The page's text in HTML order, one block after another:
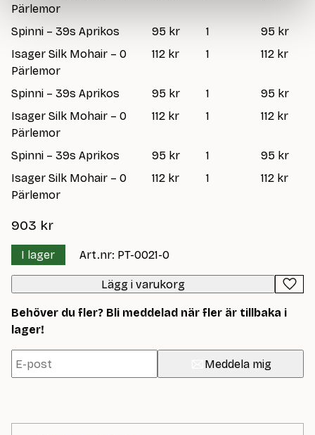
Pärlemor
Spinni – 39s Aprikos 95 kr 1
95 kr
Isager Silk Mohair – 0
Pärlemor
112 kr 1 112 kr
Spinni – 39s Aprikos 95 kr 1
95 kr
Isager Silk Mohair – 0
Pärlemor
112 kr 1 112 kr
Spinni – 39s Aprikos 95 kr 1
95 kr
Isager Silk Mohair – 0
Pärlemor
112 kr 1 112 kr
903 kr
I lager Art.nr: PT-0021-0
Lägg i varukorg
Behöver du fler? Bli meddelad när fler är tillbaka i
lager!
Meddela mig